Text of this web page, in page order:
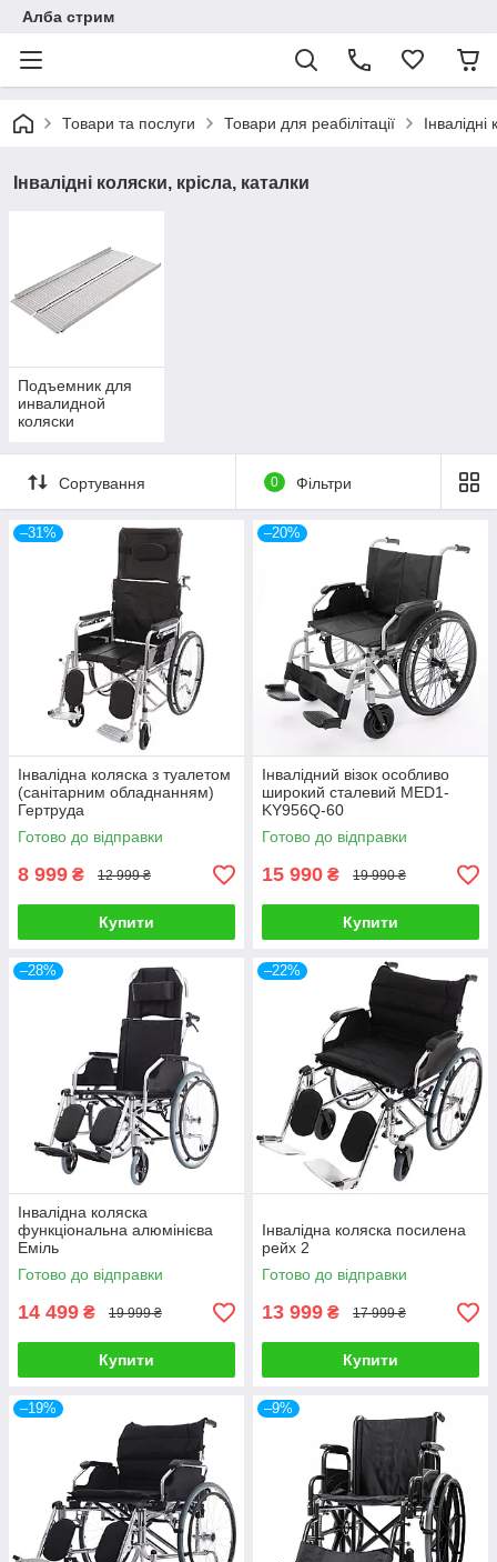
Алба стрим
Товари та послуги Товари для реабілітації
Інвалідні коляски, крісла, каталки
Подъемник для
инвалидной
коляски
Сортування 0 Фільтри
–31%
Інвалідна коляска з туалетом
(санітарним обладнанням)
Гертруда
Готово до відправки
8 999 ₴ 12 999 ₴
Купити
–20%
Інвалідний візок особливо
широкий сталевий MED1-
KY956Q-60
Готово до відправки
15 990 ₴ 19 990 ₴
Купити
–28%
Інвалідна коляска
функціональна алюмінієва
Еміль
Готово до відправки
14 499 ₴ 19 999 ₴
Купити
–22%
Інвалідна коляска посилена
рейх 2
Готово до відправки
13 999 ₴ 17 999 ₴
Купити
–19% –9%